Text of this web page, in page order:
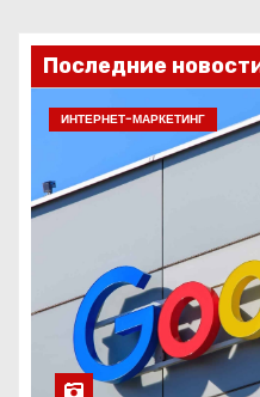
Последние
ИНТЕРНЕТ-МАРКЕТИНГ